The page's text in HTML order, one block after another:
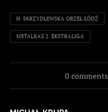
H. SKRZYDLEWSKA ORZEŁ ŁÓDŹ
METALKAS 2. EKSTRALIGA
0 comments